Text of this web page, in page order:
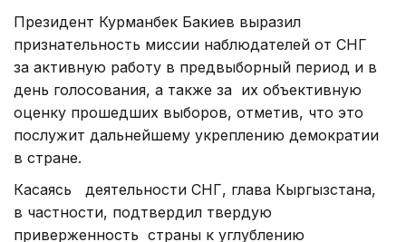
Президент Курманбек Бакиев выразил
признательность миссии наблюдателей от СНГ
за активную работу в предвыборный период и в
день голосования, а также за их объективную
оценку прошедших выборов, отметив, что это
послужит дальнейшему укреплению демократии
в стране.
Касаясь деятельности СНГ, глава Кыргызстана,
в частности, подтвердил твердую
приверженность страны к углублению